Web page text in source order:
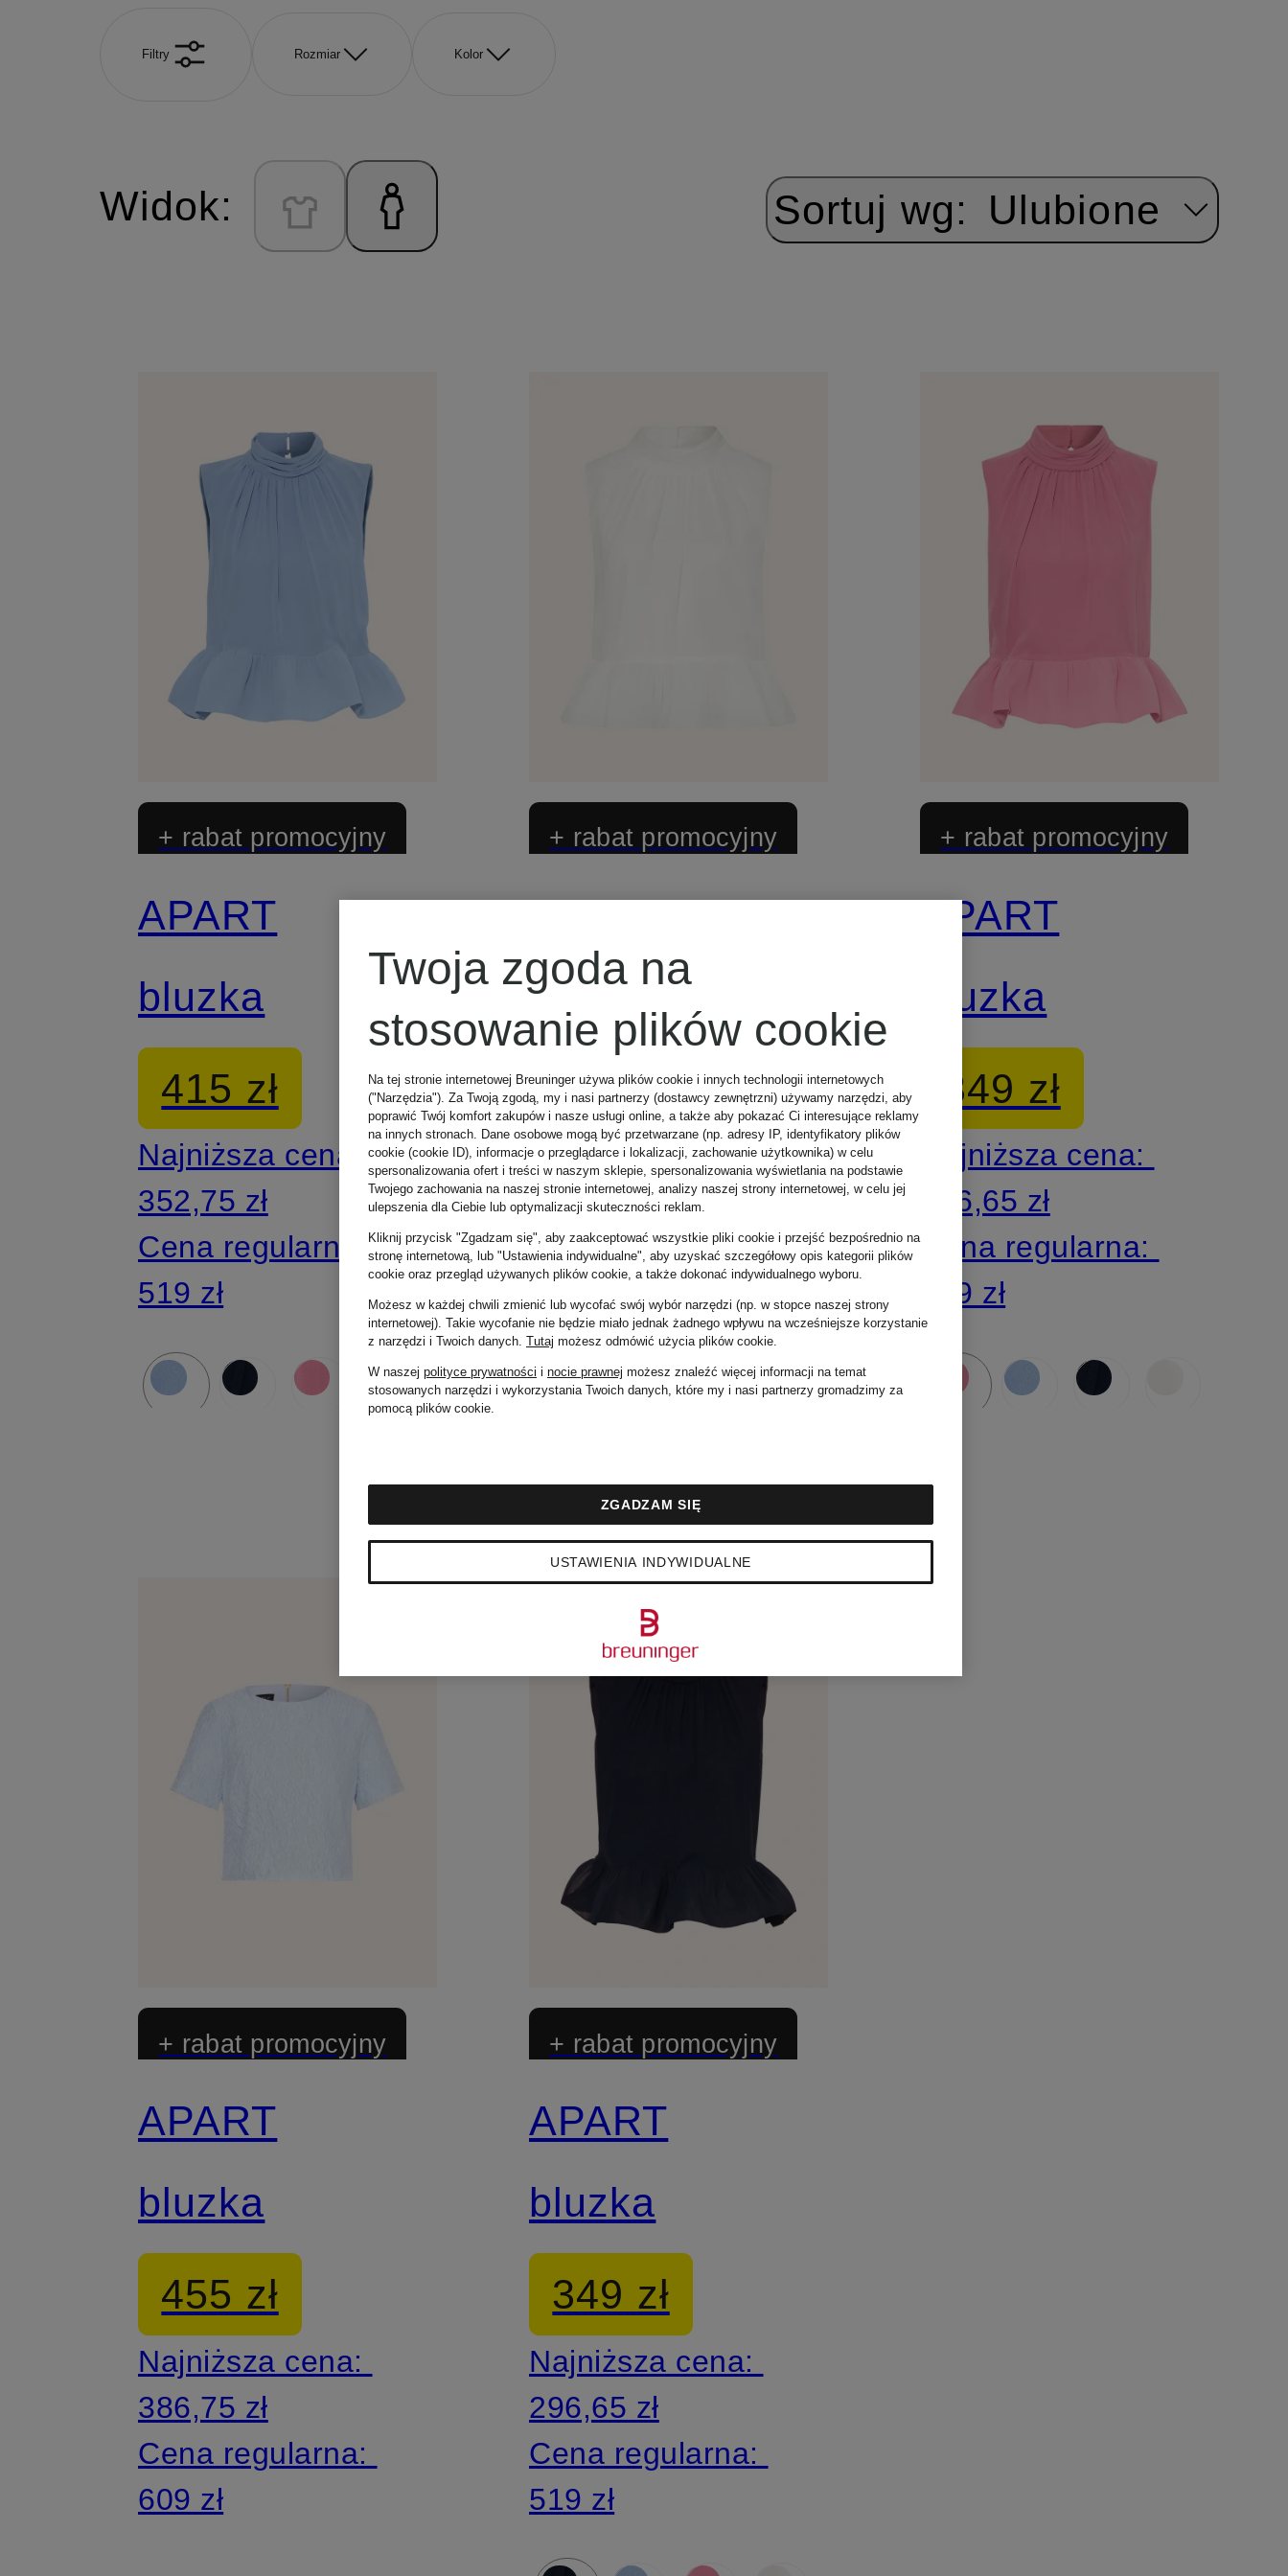
Filtry Rozmiar Kolor
Widok: Sortuj wg: Ulubione
+ rabat promocyjny
APART
bluzka
415 zł
Najniższa cena:
352,75 zł
Cena regularna:
519 zł
+ rabat promocyjny
APART
bluzka
415 zł
Najniższa cena:
352,75 zł
Cena regularna:
519 zł
+ rabat promocyjny
APART
bluzka
349 zł
Najniższa cena:
296,65 zł
Cena regularna:
519 zł
+ rabat promocyjny
APART
bluzka
455 zł
Najniższa cena:
386,75 zł
Cena regularna:
609 zł
+ rabat promocyjny
APART
bluzka
349 zł
Najniższa cena:
296,65 zł
Cena regularna:
519 zł
Twoja zgoda na
stosowanie plików cookie
Na tej stronie internetowej Breuninger używa plików cookie i innych technologii internetowych
("Narzędzia"). Za Twoją zgodą, my i nasi partnerzy (dostawcy zewnętrzni) używamy narzędzi, aby
poprawić Twój komfort zakupów i nasze usługi online, a także aby pokazać Ci interesujące reklamy
na innych stronach. Dane osobowe mogą być przetwarzane (np. adresy IP, identyfikatory plików
cookie (cookie ID), informacje o przeglądarce i lokalizacji, zachowanie użytkownika) w celu
spersonalizowania ofert i treści w naszym sklepie, spersonalizowania wyświetlania na podstawie
Twojego zachowania na naszej stronie internetowej, analizy naszej strony internetowej, w celu jej
ulepszenia dla Ciebie lub optymalizacji skuteczności reklam.
Kliknij przycisk "Zgadzam się", aby zaakceptować wszystkie pliki cookie i przejść bezpośrednio na
stronę internetową, lub "Ustawienia indywidualne", aby uzyskać szczegółowy opis kategorii plików
cookie oraz przegląd używanych plików cookie, a także dokonać indywidualnego wyboru.
Możesz w każdej chwili zmienić lub wycofać swój wybór narzędzi (np. w stopce naszej strony
internetowej). Takie wycofanie nie będzie miało jednak żadnego wpływu na wcześniejsze korzystanie
z narzędzi i Twoich danych. Tutaj możesz odmówić użycia plików cookie.
W naszej polityce prywatności i nocie prawnej możesz znaleźć więcej informacji na temat
stosowanych narzędzi i wykorzystania Twoich danych, które my i nasi partnerzy gromadzimy za
pomocą plików cookie.
USTAWIENIA INDYWIDUALNE
ZGADZAM SIĘ